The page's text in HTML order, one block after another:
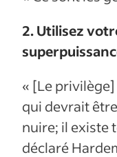
2. Utilisez
« [Le
qui devrait
nuire; il existe
déclaré